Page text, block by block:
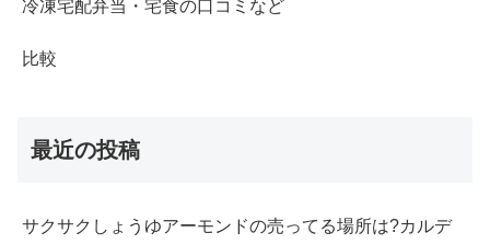
冷凍宅配弁当・宅食の口コミなど
比較
最近の投稿
サクサクしょうゆアーモンドの売ってる場所は?カルデ